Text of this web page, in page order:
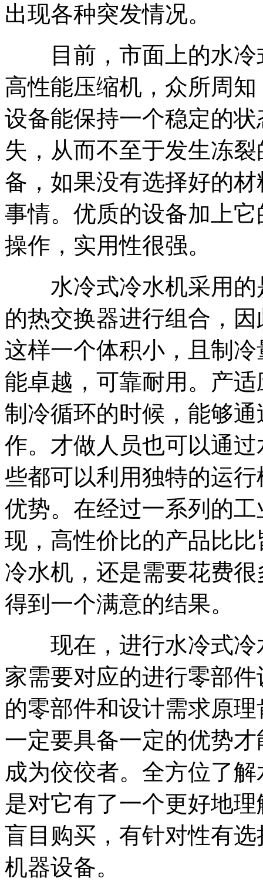
出现各种突发情况。
目前，市面上的水冷
高性能压缩机，众所周
设备能保持一个稳定的
失，从而不至于发生冻
备，如果没有选择好的
事情。优质的设备加上
操作，实用性很强。
水冷式冷水机采用的
的热交换器进行组合，
这样一个体积小，且制
能卓越，可靠耐用。产
制冷循环的时候，能够
作。才做人员也可以通
些都可以利用独特的运
优势。在经过一系列的
现，高性价比的产品比
冷水机，还是需要花费
得到一个满意的结果。
现在，进行水冷式冷
家需要对应的进行零部
的零部件和设计需求原
一定要具备一定的优势
成为佼佼者。全方位了
是对它有了一个更好地
盲目购买，有针对性有
机器设备。